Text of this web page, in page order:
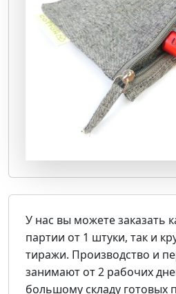
У нас вы можете заказать
партии от 1 штуки, так и
тиражи. Производство и
занимают от 2 рабочих
большому складу готовых